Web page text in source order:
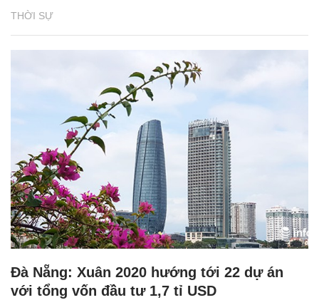
THỜI SỰ
Đà Nẵng: Xuân 2020 hướng tới 22 dự án
với tổng vốn đầu tư 1,7 tỉ USD